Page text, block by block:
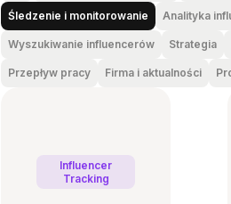
Śledzenie i monitorowanie Analityka
Wyszukiwanie influencerów Strategia
Przepływ pracy Firma i aktualności
Influencer
Tracking